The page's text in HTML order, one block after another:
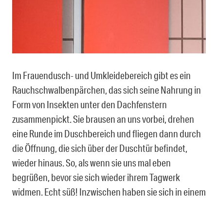
Im Frauendusch- und Umkleidebereich gibt es ein
Rauchschwalbenpärchen, das sich seine Nahrung in
Form von Insekten unter den Dachfenstern
zusammenpickt. Sie brausen an uns vorbei, drehen
eine Runde im Duschbereich und fliegen dann durch
die Öffnung, die sich über der Duschtür befindet,
wieder hinaus. So, als wenn sie uns mal eben
begrüßen, bevor sie sich wieder ihrem Tagwerk
widmen. Echt süß! Inzwischen haben sie sich in einem